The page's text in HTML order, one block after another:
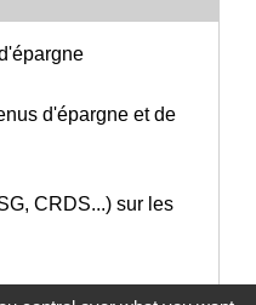
d'épargne et de
CRDS...) sur les